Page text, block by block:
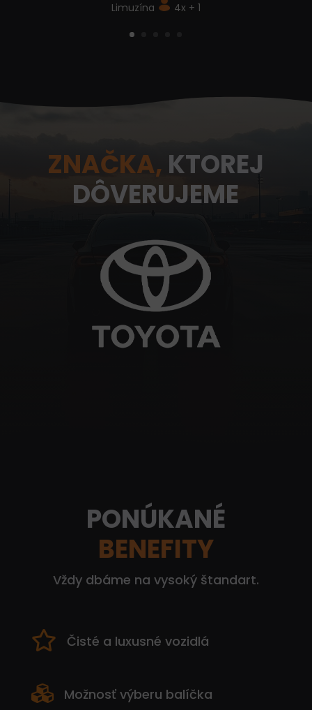
Limuzína 4x + 1
ZNAČKA, KTOREJ
DÔVERUJEME
PONÚKANÉ
BENEFITY
Vždy dbáme na vysoký štandart.
 Čisté a luxusné vozidlá
 Možnosť výberu balíčka